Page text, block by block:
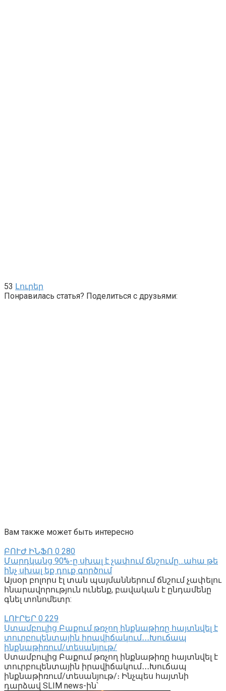
53 Լուրեր
Понравилась статья? Поделиться с друзьями:
Вам также может быть интересно
ԲՈՒԺ ԻՆՖՈ 0 280
Մարդկանց 90%-ը սխալ է չափում ճնշումը…ահա թե
ինչ սխալ եք դուք գործում
Այսօր բոլորս էլ տան պայմաններում ճնշում չափելու
հնարավորություն ունենք, բավական է ընդամենը
գնել տոնոմետր:
ԼՈՒՐԵՐ 0 229
Ստամբուլից Բաքում թռչող ինքնաթիռը հայտնվել է
տուրբուլենտային իրավիճակում․․․Խուճապ
ինքնաթիռում/տեսանյութ/
Ստամբուլից Բաքում թռչող ինքնաթիռը հայտնվել է
տուրբուլենտային իրավիճակում․․․Խուճապ
ինքնաթիռում/տեսանյութ/։ Ինչպես հայտնի
դարձավ SLIM news-ին՝